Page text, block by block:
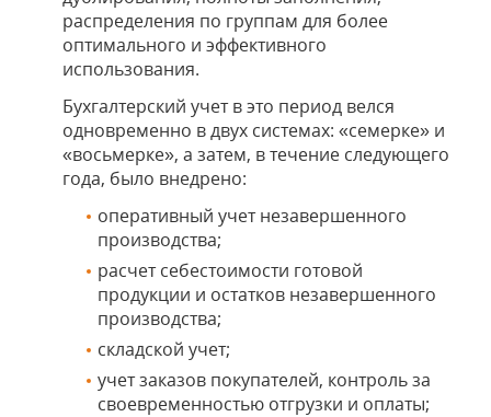
распределения по группам для более
оптимального и эффективного
использования.
Бухгалтерский учет в это период велся
одновременно в двух системах: «семерке» и
«восьмерке», а затем, в течение следующего
года, было внедрено:
оперативный учет незавершенного
производства;
расчет себестоимости готовой
продукции и остатков незавершенного
производства;
складской учет;
учет заказов покупателей, контроль за
своевременностью отгрузки и оплаты;